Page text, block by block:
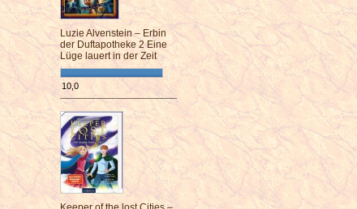
Luzie Alvenstein – Erbin
der Duftapotheke 2 Eine
Lüge lauert in der Zeit
10,0
¯¯¯¯¯¯¯¯¯¯¯¯¯¯¯¯¯¯¯¯¯¯¯¯